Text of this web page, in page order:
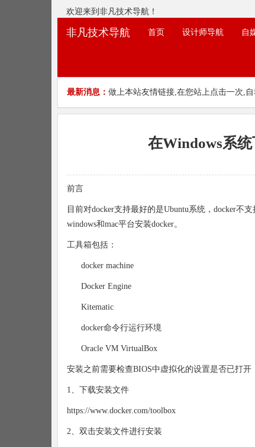
欢迎来到非凡技术导航！
非凡技术导航 首页 设计师导航 自
最新消息： 做上本站友情链接,在您站上点击一次,
在Windows系
前言
目前对docker支持最好的是Ubuntu系统，docker不
windows和mac平台安装docker。
工具箱包括：
docker machine
Docker Engine
Kitematic
docker命令行运行环境
Oracle VM VirtualBox
安装之前需要检查BIOS中虚拟化的设置是否已打开
1、下载安装文件
https://www.docker.com/toolbox
2、双击安装文件进行安装